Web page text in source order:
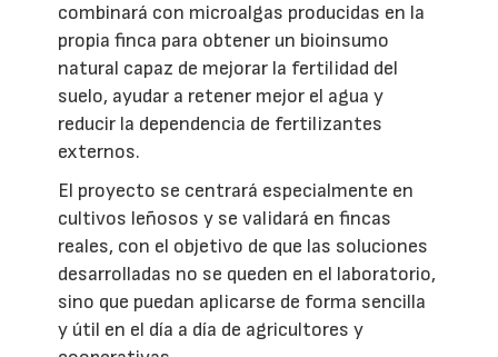
combinará con microalgas producidas en la
propia finca para obtener un bioinsumo
natural capaz de mejorar la fertilidad del
suelo, ayudar a retener mejor el agua y
reducir la dependencia de fertilizantes
externos.
El proyecto se centrará especialmente en
cultivos leñosos y se validará en fincas
reales, con el objetivo de que las soluciones
desarrolladas no se queden en el laboratorio,
sino que puedan aplicarse de forma sencilla
y útil en el día a día de agricultores y